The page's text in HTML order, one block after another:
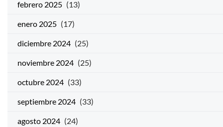
febrero 2025 (13)
enero 2025 (17)
diciembre 2024 (25)
noviembre 2024 (25)
octubre 2024 (33)
septiembre 2024 (33)
agosto 2024 (24)